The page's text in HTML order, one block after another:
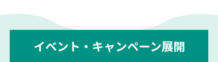
イベント・キャンペーン展開